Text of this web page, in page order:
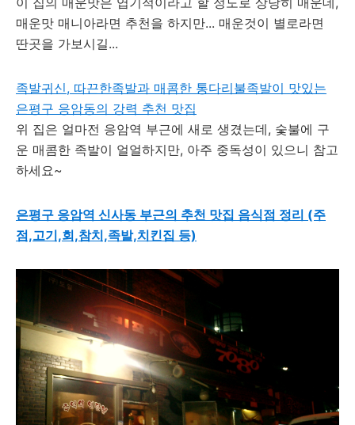
매운맛 매니아라면 추천을 하지만... 매운것이 별로라면
딴곳을 가보시길...
족발귀신, 따끈한족발과 매콤한 통다리불족발이 맛있는
은평구 응암동의 강력 추천 맛집
위 집은 얼마전 응암역 부근에 새로 생겼는데, 숯불에 구
운 매콤한 족발이 얼얼하지만, 아주 중독성이 있으니 참고
하세요~
은평구 응암역 신사동 부근의 추천 맛집 음식점 정리 (주
점,고기,회,참치,족발,치킨집 등)